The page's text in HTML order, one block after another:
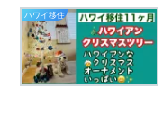
ハワイ移住